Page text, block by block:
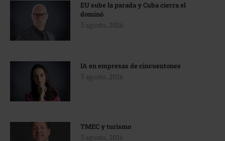
EU sube la parada y Cuba cierra el
dominó
3 agosto, 2026
IA en empresas de cincuentones
3 agosto, 2026
TMEC y turismo
3 agosto, 2026